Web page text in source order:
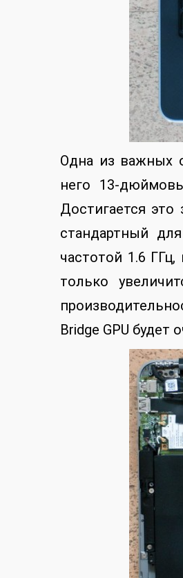
Одна из важных
него 13-
Достигается
стандартный
частотой 1.6
только
Bridge GPU будет